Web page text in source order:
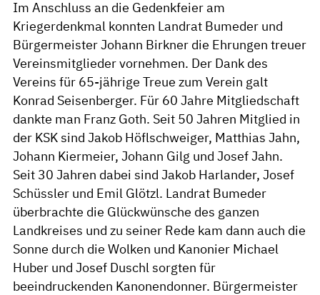
Im Anschluss an die Gedenkfeier am
Kriegerdenkmal konnten Landrat Bumeder und
Bürgermeister Johann Birkner die Ehrungen treuer
Vereinsmitglieder vornehmen. Der Dank des
Vereins für 65-jährige Treue zum Verein galt
Konrad Seisenberger. Für 60 Jahre Mitgliedschaft
dankte man Franz Goth. Seit 50 Jahren Mitglied in
der KSK sind Jakob Höflschweiger, Matthias Jahn,
Johann Kiermeier, Johann Gilg und Josef Jahn.
Seit 30 Jahren dabei sind Jakob Harlander, Josef
Schüssler und Emil Glötzl. Landrat Bumeder
überbrachte die Glückwünsche des ganzen
Landkreises und zu seiner Rede kam dann auch die
Sonne durch die Wolken und Kanonier Michael
Huber und Josef Duschl sorgten für
beeindruckenden Kanonendonner. Bürgermeister